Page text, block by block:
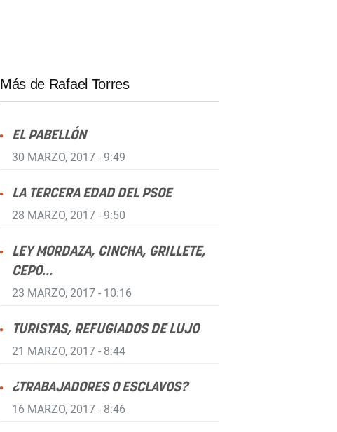
Más de Rafael Torres
EL PABELLÓN
30 MARZO, 2017 - 9:49
LA TERCERA EDAD DEL PSOE
28 MARZO, 2017 - 9:50
LEY MORDAZA, CINCHA, GRILLETE,
CEPO...
23 MARZO, 2017 - 10:16
TURISTAS, REFUGIADOS DE LUJO
21 MARZO, 2017 - 8:44
¿TRABAJADORES O ESCLAVOS?
16 MARZO, 2017 - 8:46